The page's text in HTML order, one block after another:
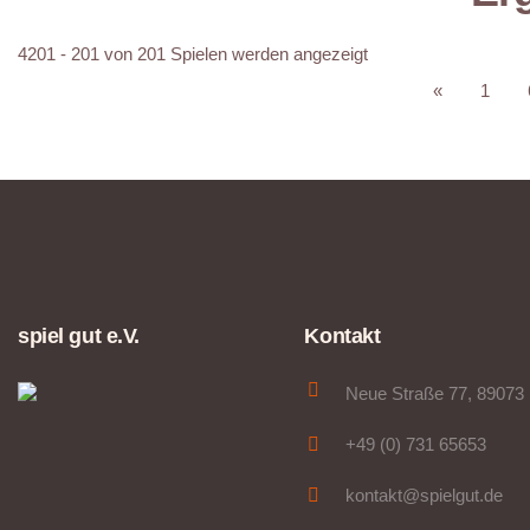
4201 - 201 von 201 Spielen werden angezeigt
«
1
spiel gut e.V. Kontakt
Neue Straße 77, 89073
+49 (0) 731 65653
kontakt@spielgut.de